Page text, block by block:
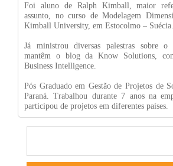
Foi aluno de Ralph Kimball, maior
assunto, no curso de Modelagem
Kimball University, em Estocolmo – Suécia.
Já ministrou diversas palestras sobre o
mantêm o blog da Know Solutions,
Business Intelligence.
Pós Graduado em Gestão de Projetos de
Paraná. Trabalhou durante 7 anos na
participou de projetos em diferentes países.